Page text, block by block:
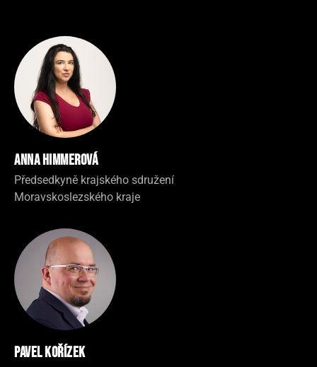
Anna Himmerová
Předsedkyně krajského sdružení
Moravskoslezského kraje
Pavel Kořízek